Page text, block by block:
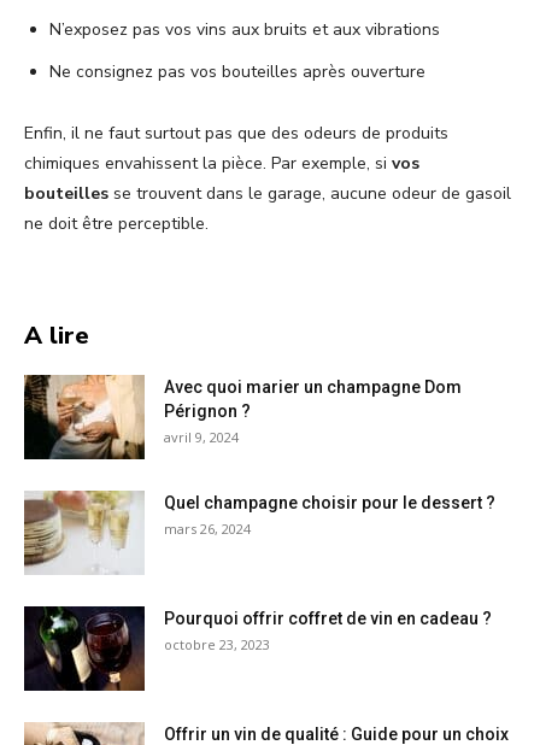
N’exposez pas vos vins aux bruits et aux vibrations
Ne consignez pas vos bouteilles après ouverture
Enfin, il ne faut surtout pas que des odeurs de produits
chimiques envahissent la pièce. Par exemple, si vos
bouteilles se trouvent dans le garage, aucune odeur de gasoil
ne doit être perceptible.
A lire
Avec quoi marier un champagne Dom
Pérignon ?
avril 9, 2024
Quel champagne choisir pour le dessert ?
mars 26, 2024
Pourquoi offrir coffret de vin en cadeau ?
octobre 23, 2023
Offrir un vin de qualité : Guide pour un choix